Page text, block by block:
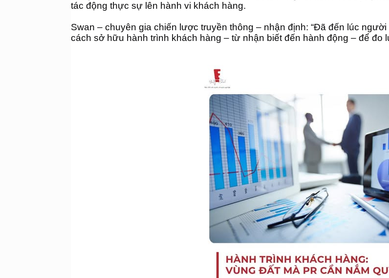
tác động thực sự lên hành vi khách hàng.
Swan – chuyên gia chiến lược truyền thông – nhận định: “Đã đến lúc
cách sở hữu hành trình khách hàng – từ nhận biết đến hành động – để đo